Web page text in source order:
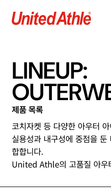
LINEUP:
OUTERW
제품목록
코치자켓 등 다양한 아우터
실용성과 내구성에 중점을
합합니다.
United Athle의 고품질 아우